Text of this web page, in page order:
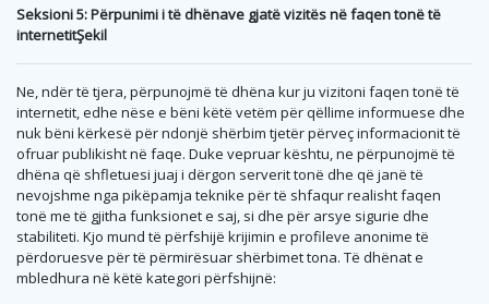
Seksioni 5: Përpunimi i të dhënave gjatë vizitës në faqen tonë të
internetitŞekil
Ne, ndër të tjera, përpunojmë të dhëna kur ju vizitoni faqen tonë të
internetit, edhe nëse e bëni këtë vetëm për qëllime informuese dhe
nuk bëni kërkesë për ndonjë shërbim tjetër përveç informacionit të
ofruar publikisht në faqe. Duke vepruar kështu, ne përpunojmë të
dhëna që shfletuesi juaj i dërgon serverit tonë dhe që janë të
nevojshme nga pikëpamja teknike për të shfaqur realisht faqen
tonë me të gjitha funksionet e saj, si dhe për arsye sigurie dhe
stabiliteti. Kjo mund të përfshijë krijimin e profileve anonime të
përdoruesve për të përmirësuar shërbimet tona. Të dhënat e
mbledhura në këtë kategori përfshijnë: